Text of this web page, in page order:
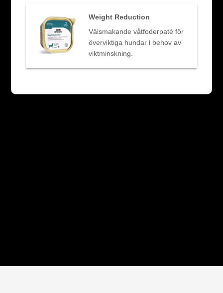
Weight Reduction
Välsmakande våtfoderpaté för
överviktiga hundar i behov av
viktminskning.